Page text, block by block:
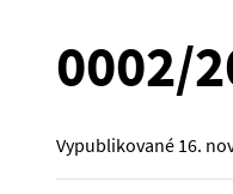
0002/
Vypublikované 16.